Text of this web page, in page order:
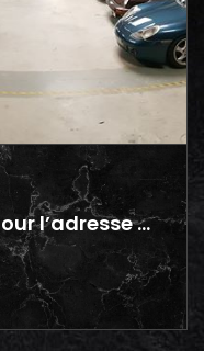
Jbcmotorsport a mis à jour l’adresse de son site web.